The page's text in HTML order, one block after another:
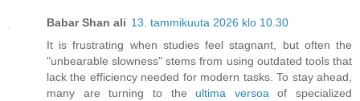
Babar Shan ali 13. tammikuuta 2026 klo 10.30
It is frustrating when studies feel stagnant, but often the
"unbearable slowness" stems from using outdated tools that
lack the efficiency needed for modern tasks. To stay ahead,
many are turning to the ultima versoaof specialized